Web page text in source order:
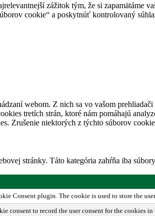
zážitok tým, že si zapamätáme
cookie“ a poskytnúť kontrolovaný
webom. Z nich sa vo vašom
tretích strán, ktoré nám pomáhajú
Zrušenie niektorých z týchto súborov
stránky. Táto kategória zahŕňa iba
Consent plugin. The cookie is used to store the
consent to record the user consent for the cookies